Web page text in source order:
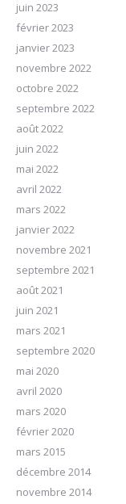
juin 2023
février 2023
janvier 2023
novembre 2022
octobre 2022
septembre 2022
août 2022
juin 2022
mai 2022
avril 2022
mars 2022
janvier 2022
novembre 2021
septembre 2021
août 2021
juin 2021
mars 2021
septembre 2020
mai 2020
avril 2020
mars 2020
février 2020
mars 2015
décembre 2014
novembre 2014